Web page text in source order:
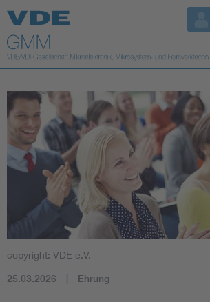
Top Themen
Fokusthemen
AI & Digital Trust
Health
Mobility
copyright: VDE e.V.
25.03.2026 Ehrung